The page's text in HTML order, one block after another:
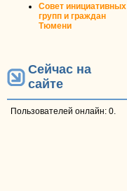
Совет инициативных
групп и граждан
Тюмени
Сейчас на
сайте
Пользователей онлайн: 0.